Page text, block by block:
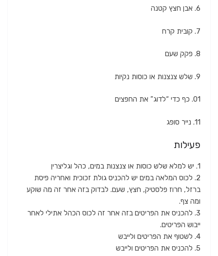
6. אבן חצץ קטנה
7. קובית קרח
8. פקק שעם
9. שלש צנצנות או כוסות נקיות
01. כף כדי “לדוג” את החפצים
11. נייר סופג
פעילות
1. יש למלא שלש כוסות או צנצנות במים, כהל וגליצרין
2. לכוס המלאה במים יש להכניס גולת זכוכית ואחריה פיסת
ברזל, חרוז פלסטיק, חצץ, שעם. לבדוק בזה אחר זה מה שוקע
ומה צף.
3. להכניס את הפריטים בזה אחר זה לכוס הכהל אתילי לאחר
ייבוש הפריטים.
4. לשטוף את הפריטים ולייבש
5. להכניס את הפריטים ולייבש